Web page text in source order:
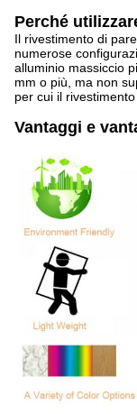
Perché
Il rivestimento di
numerose
alluminio massiccio
mm o più, ma non
per cui il
Vantaggi e